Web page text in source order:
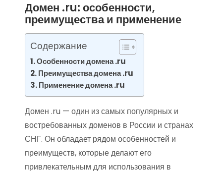
Домен .ru: особенности,
преимущества и применение
Содержание
Особенности домена .ru
Преимущества домена .ru
Применение домена .ru
Домен .ru — один из самых популярных и
востребованных доменов в России и странах
СНГ. Он обладает рядом особенностей и
преимуществ, которые делают его
привлекательным для использования в